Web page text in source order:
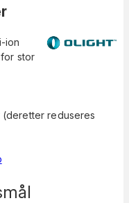
ion
stor
reduseres